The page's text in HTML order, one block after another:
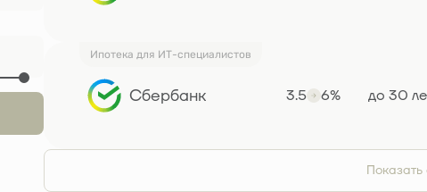
Ипотека для ИТ-специалистов
Сбербанк 3.5 6% до 30